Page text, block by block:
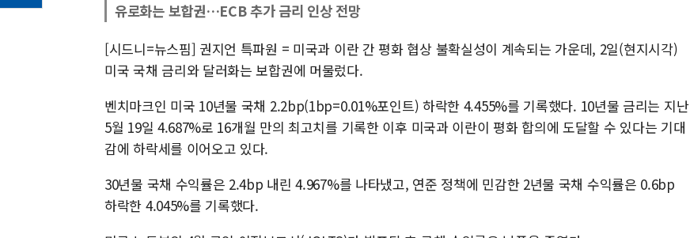
유로화는 보합권…ECB 추가 금리 인상 전망
[시드니=뉴스핌] 권지언 특파원 = 미국과 이란 간 평화 협상 불확실성이 계속되는 가운데, 2일(현지시각)
미국 국채 금리와 달러화는 보합권에 머물렀다.
벤치마크인 미국 10년물 국채 2.2bp(1bp=0.01%포인트) 하락한 4.455%를 기록했다. 10년물 금리는 지난
5월 19일 4.687%로 16개월 만의 최고치를 기록한 이후 미국과 이란이 평화 합의에 도달할 수 있다는 기대
감에 하락세를 이어오고 있다.
30년물 국채 수익률은 2.4bp 내린 4.967%를 나타냈고, 연준 정책에 민감한 2년물 국채 수익률은 0.6bp
하락한 4.045%를 기록했다.